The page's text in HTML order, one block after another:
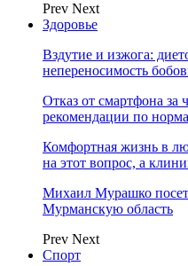
Prev Next
Здоровье
Вздутие и изжога:
непереносимость
Отказ от смартфона за
рекомендации по
Комфортная жизнь в
на этот вопрос, а
Михаил Мурашко
Мурманскую область
Prev Next
Спорт